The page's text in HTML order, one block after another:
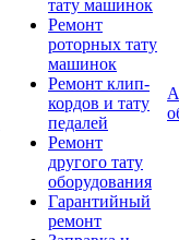
тату машинок
Ремонт
роторных тату
машинок
Ремонт клип-
кордов и тату
педалей
Ремонт
другого тату
оборудования
Гарантийный
ремонт